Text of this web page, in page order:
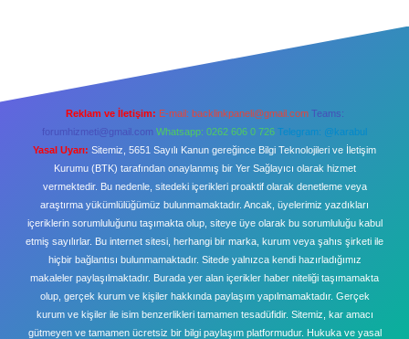
Reklam ve İletişim: E-mail: backlinkpaneli@gmail.com Teams:
forumhizmeti@gmail.com Whatsapp: 0262 606 0 726 Telegram: @karabul
Yasal Uyarı: Sitemiz, 5651 Sayılı Kanun gereğince Bilgi Teknolojileri ve İletişim
Kurumu (BTK) tarafından onaylanmış bir Yer Sağlayıcı olarak hizmet
vermektedir. Bu nedenle, sitedeki içerikleri proaktif olarak denetleme veya
araştırma yükümlülüğümüz bulunmamaktadır. Ancak, üyelerimiz yazdıkları
içeriklerin sorumluluğunu taşımakta olup, siteye üye olarak bu sorumluluğu kabul
etmiş sayılırlar. Bu internet sitesi, herhangi bir marka, kurum veya şahıs şirketi ile
hiçbir bağlantısı bulunmamaktadır. Sitede yalnızca kendi hazırladığımız
makaleler paylaşılmaktadır. Burada yer alan içerikler haber niteliği taşımamakta
olup, gerçek kurum ve kişiler hakkında paylaşım yapılmamaktadır. Gerçek
kurum ve kişiler ile isim benzerlikleri tamamen tesadüfidir. Sitemiz, kar amacı
gütmeyen ve tamamen ücretsiz bir bilgi paylaşım platformudur. Hukuka ve yasal